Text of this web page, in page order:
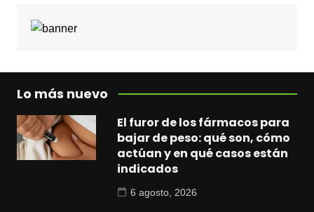
Lo más nuevo
El furor de los fármacos para
bajar de peso: qué son, cómo
actúan y en qué casos están
indicados
6 agosto, 2026